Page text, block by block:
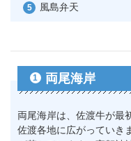
5 風島弁天
1 両尾海岸
両尾海岸は、佐渡牛が最
佐渡各地に広がっていき